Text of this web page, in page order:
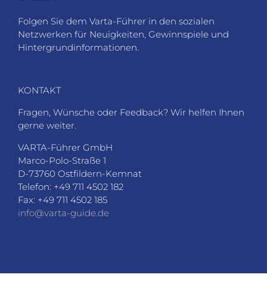
Folgen Sie dem Varta-Führer in den sozialen
Netzwerken für Neuigkeiten, Gewinnspiele und
Hintergrundinformationen.
KONTAKT
Fragen, Wünsche oder Feedback? Wir helfen Ihnen
gerne weiter.
VARTA-Führer GmbH
Marco-Polo-Straße 1
D-73760 Ostfildern-Kemnat
Telefon: +49 711 4502 182
Fax: +49 711 4502 185
info@varta-guide.de